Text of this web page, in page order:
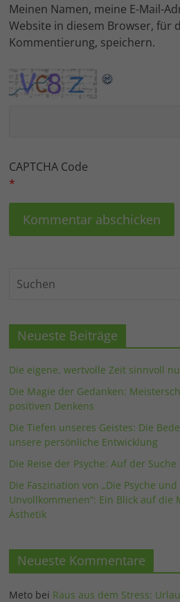
Meinen Namen, meine E-Mail-
Website in diesem Browser, für
Kommentierung, speichern.
CAPTCHA Code
*
Neueste Beiträge
Die eigene, wertvolle Zeit sinnvoll
Die Magie der Gedanken:
positiven Denkens
Die Tiefen unseres Geistes: Die
unsere persönliche Entwicklung
Die Reise der Psyche: Auf der
Die Faszination von „Die Psyche
Unvollkommenen“: Ein Blick auf die
Ästhetik
Neueste Kommentare
Meto bei Raus aus dem Stress: